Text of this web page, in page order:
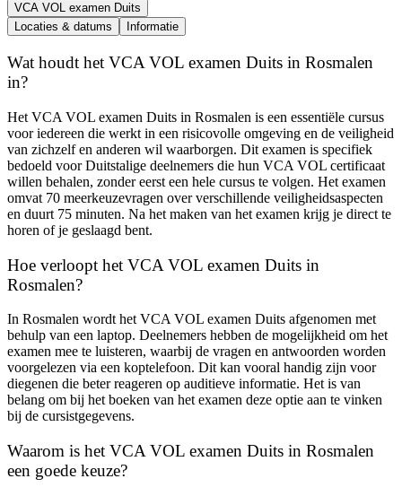
VCA VOL examen Duits
Locaties & datums
Informatie
Wat houdt het VCA VOL examen Duits in Rosmalen
in?
Het VCA VOL examen Duits in Rosmalen is een essentiële cursus
voor iedereen die werkt in een risicovolle omgeving en de veiligheid
van zichzelf en anderen wil waarborgen. Dit examen is specifiek
bedoeld voor Duitstalige deelnemers die hun VCA VOL certificaat
willen behalen, zonder eerst een hele cursus te volgen. Het examen
omvat 70 meerkeuzevragen over verschillende veiligheidsaspecten
en duurt 75 minuten. Na het maken van het examen krijg je direct te
horen of je geslaagd bent.
Hoe verloopt het VCA VOL examen Duits in
Rosmalen?
In Rosmalen wordt het VCA VOL examen Duits afgenomen met
behulp van een laptop. Deelnemers hebben de mogelijkheid om het
examen mee te luisteren, waarbij de vragen en antwoorden worden
voorgelezen via een koptelefoon. Dit kan vooral handig zijn voor
diegenen die beter reageren op auditieve informatie. Het is van
belang om bij het boeken van het examen deze optie aan te vinken
bij de cursistgegevens.
Waarom is het VCA VOL examen Duits in Rosmalen
een goede keuze?